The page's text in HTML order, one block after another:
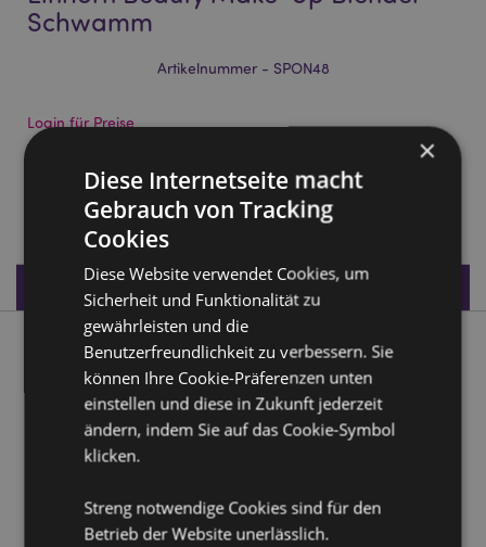
Schwamm
Artikelnummer - SPON48
Login für Preise
909 auf Lager
Produktdaten
Produktbeschreibung
Adoramals Astra the Unicorn Einhorn Beauty Make-Up
Blender Schwamm
Material:
Produktattribute
×
Diese Internetseite macht
Gebrauch von Tracking
Cookies
Diese Website verwendet Cookies, um
Sicherheit und Funktionalität zu
gewährleisten und die
Benutzerfreundlichkeit zu verbessern. Sie
können Ihre Cookie-Präferenzen unten
einstellen und diese in Zukunft jederzeit
ändern, indem Sie auf das Cookie-Symbol
klicken.
Streng notwendige Cookies sind für den
Betrieb der Website unerlässlich.